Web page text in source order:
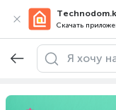
Скачать